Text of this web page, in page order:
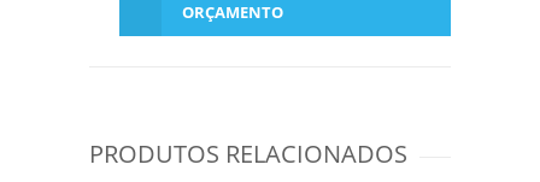
ORÇAMENTO
PRODUTOS RELACIONADOS